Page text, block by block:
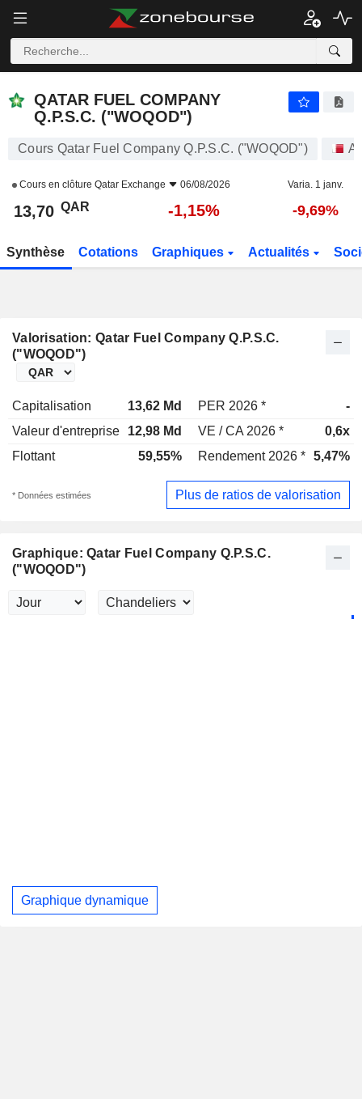
QATAR FUEL COMPANY
Q.P.S.C. ("WOQOD")
Cours Qatar Fuel Company Q.P.S.C. ("WOQOD")
Cours en clôture Qatar Exchange 06/08/2026 Varia. 1 janv.
13,70 QAR -1,15% -9,69%
Synthèse Cotations Graphiques Actualités
Valorisation: Qatar Fuel Company Q.P.S.C.
("WOQOD")
Capitalisation 13,62 Md PER 2026 *
-
Valeur d'entreprise
12,98 Md VE / CA 2026 *
0,6x
Flottant
59,55% Rendement 2026 * 5,47%
* Données estimées Plus de ratios de valorisation
Graphique: Qatar Fuel Company Q.P.S.C.
("WOQOD")
Graphique dynamique